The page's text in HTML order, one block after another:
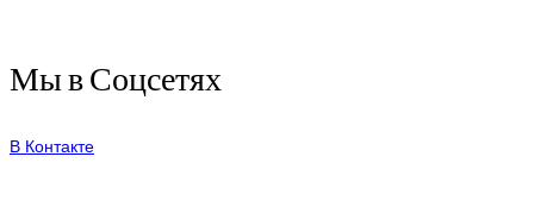
Мы в Соцсетях
В Контакте